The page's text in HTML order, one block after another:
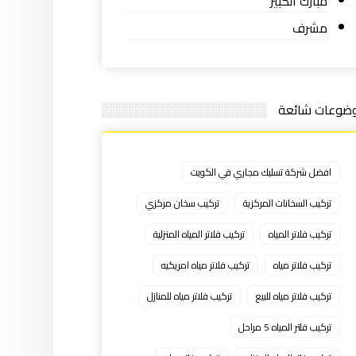
مشرف
شائعة
افضل شركة تسليك مجاري في الكويت
تركيب السخانات المركزية
تركيب سخان مركزي
تركيب فلاتر المياه
تركيب فلاتر المياه المنزلية
تركيب فلاتر مياه
تركيب فلاتر مياه امريكيه
تركيب فلاتر مياه للبيع
تركيب فلاتر مياه للمنازل
تركيب فلتر المياه 5 مراحل